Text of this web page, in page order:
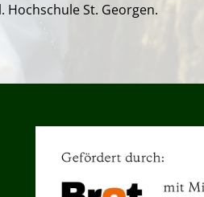
St. Georgen.